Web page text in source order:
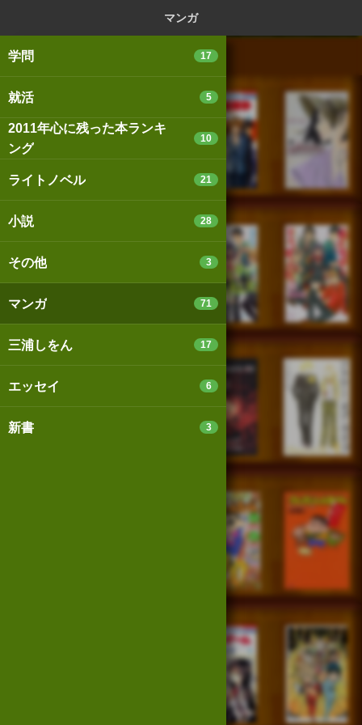
マンガ
学問 17
就活 5
2011年心に残った本ランキ
ング
10
ライトノベル 21
小説 28
その他 3
マンガ 71
三浦しをん 17
エッセイ 6
新書 3
スマートフォン版 パソコン版
個人情報保護基本方針
Cookie等の利用に関するガイドライン
サイトアクセス情報の取得について
法人・プレスお問い合わせ 運営会社
※本サイトはアフィリエイトプログラムによる収益を得ていま